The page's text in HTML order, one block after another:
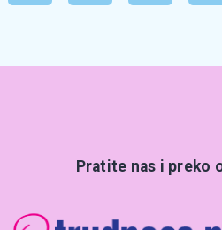
Pratite nas i preko